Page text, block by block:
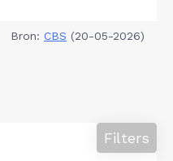
Bron: CBS (20-05-2026)
Filters